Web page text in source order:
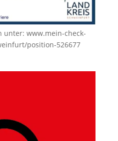
unter: www.mein-check-
position-526677